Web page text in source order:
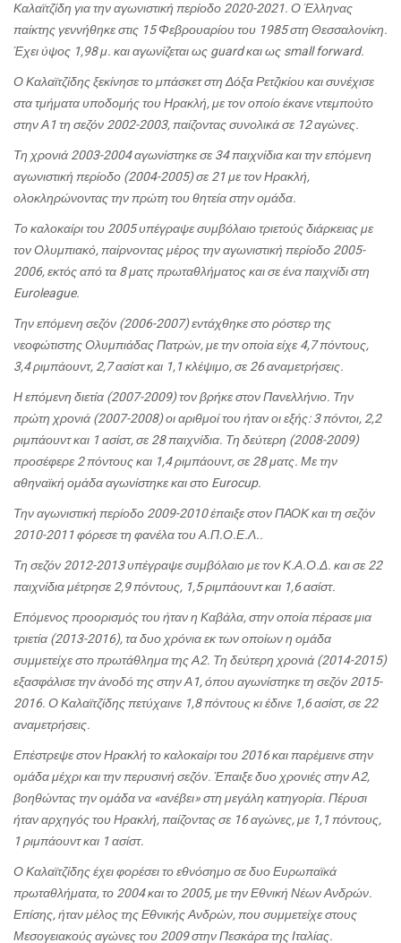
Καλαϊτζίδη για την αγωνιστική περίοδο 2020-2021. Ο Έλληνας
παίκτης γεννήθηκε στις 15 Φεβρουαρίου του 1985 στη Θεσσαλονίκη.
Έχει ύψος 1,98 μ. και αγωνίζεται ως guard και ως small forward.
Ο Καλαϊτζίδης ξεκίνησε το μπάσκετ στη Δόξα Ρετζικίου και συνέχισε
στα τμήματα υποδομής του Ηρακλή, με τον οποίο έκανε ντεμπούτο
στην Α1 τη σεζόν 2002-2003, παίζοντας συνολικά σε 12 αγώνες.
Τη χρονιά 2003-2004 αγωνίστηκε σε 34 παιχνίδια και την επόμενη
αγωνιστική περίοδο (2004-2005) σε 21 με τον Ηρακλή,
ολοκληρώνοντας την πρώτη του θητεία στην ομάδα.
Το καλοκαίρι του 2005 υπέγραψε συμβόλαιο τριετούς διάρκειας με
τον Ολυμπιακό, παίρνοντας μέρος την αγωνιστική περίοδο 2005-
2006, εκτός από τα 8 ματς πρωταθλήματος και σε ένα παιχνίδι στη
Euroleague.
Την επόμενη σεζόν (2006-2007) εντάχθηκε στο ρόστερ της
νεοφώτιστης Ολυμπιάδας Πατρών, με την οποία είχε 4,7 πόντους,
3,4 ριμπάουντ, 2,7 ασίστ και 1,1 κλέψιμο, σε 26 αναμετρήσεις.
Η επόμενη διετία (2007-2009) τον βρήκε στον Πανελλήνιο. Την
πρώτη χρονιά (2007-2008) οι αριθμοί του ήταν οι εξής: 3 πόντοι, 2,2
ριμπάουντ και 1 ασίστ, σε 28 παιχνίδια. Τη δεύτερη (2008-2009)
προσέφερε 2 πόντους και 1,4 ριμπάουντ, σε 28 ματς. Με την
αθηναϊκή ομάδα αγωνίστηκε και στο Eurocup.
Την αγωνιστική περίοδο 2009-2010 έπαιξε στον ΠΑΟΚ και τη σεζόν
2010-2011 φόρεσε τη φανέλα του Α.Π.Ο.Ε.Λ..
Τη σεζόν 2012-2013 υπέγραψε συμβόλαιο με τον Κ.Α.Ο.Δ. και σε 22
παιχνίδια μέτρησε 2,9 πόντους, 1,5 ριμπάουντ και 1,6 ασίστ.
Επόμενος προορισμός του ήταν η Καβάλα, στην οποία πέρασε μια
τριετία (2013-2016), τα δυο χρόνια εκ των οποίων η ομάδα
συμμετείχε στο πρωτάθλημα της Α2. Τη δεύτερη χρονιά (2014-2015)
εξασφάλισε την άνοδό της στην Α1, όπου αγωνίστηκε τη σεζόν 2015-
2016. Ο Καλαϊτζίδης πετύχαινε 1,8 πόντους κι έδινε 1,6 ασίστ, σε 22
αναμετρήσεις.
Επέστρεψε στον Ηρακλή το καλοκαίρι του 2016 και παρέμεινε στην
ομάδα μέχρι και την περυσινή σεζόν. Έπαιξε δυο χρονιές στην Α2,
βοηθώντας την ομάδα να «ανέβει» στη μεγάλη κατηγορία. Πέρυσι
ήταν αρχηγός του Ηρακλή, παίζοντας σε 16 αγώνες, με 1,1 πόντους,
1 ριμπάουντ και 1 ασίστ.
Ο Καλαϊτζίδης έχει φορέσει το εθνόσημο σε δυο Ευρωπαϊκά
πρωταθλήματα, το 2004 και το 2005, με την Εθνική Νέων Ανδρών.
Επίσης, ήταν μέλος της Εθνικής Ανδρών, που συμμετείχε στους
Μεσογειακούς αγώνες του 2009 στην Πεσκάρα της Ιταλίας.